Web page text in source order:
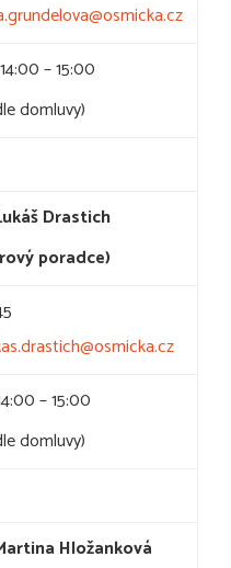
– 15:00
domluvy)
Drastich
poradce)
– 15:00
domluvy)
Hložanková